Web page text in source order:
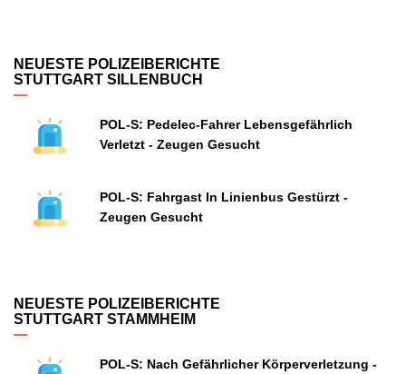
NEUESTE POLIZEIBERICHTE
STUTTGART SILLENBUCH
POL-S: Pedelec-Fahrer Lebensgefährlich
Verletzt - Zeugen Gesucht
POL-S: Fahrgast In Linienbus Gestürzt -
Zeugen Gesucht
NEUESTE POLIZEIBERICHTE
STUTTGART STAMMHEIM
POL-S: Nach Gefährlicher Körperverletzung -